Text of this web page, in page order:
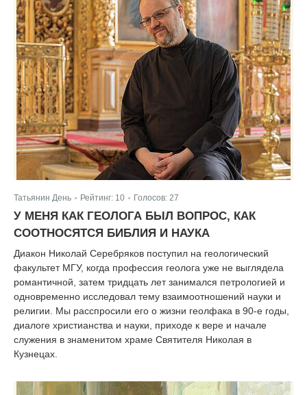
Татьянин День Рейтинг: 10 Голосов: 27
У МЕНЯ КАК ГЕОЛОГА БЫЛ ВОПРОС, КАК
СООТНОСЯТСЯ БИБЛИЯ И НАУКА
Диакон Николай Серебряков поступил на геологический
факультет МГУ, когда профессия геолога уже не выглядела
романтичной, затем тридцать лет занимался петрологией и
одновременно исследовал тему взаимоотношений науки и
религии. Мы расспросили его о жизни геолфака в 90-е годы,
диалоге христианства и науки, приходе к вере и начале
служения в знаменитом храме Святителя Николая в
Кузнецах.